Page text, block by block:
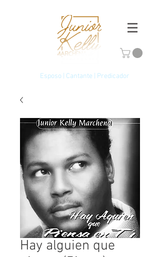
Esposo | Cantante | Predicador
Hay alguien que